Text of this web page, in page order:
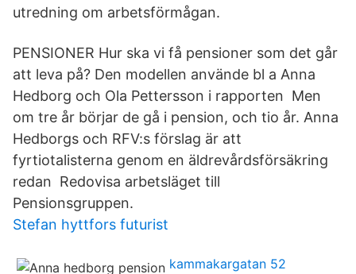
utredning om arbetsförmågan.
PENSIONER Hur ska vi få pensioner som det går
att leva på? Den modellen använde bl a Anna
Hedborg och Ola Pettersson i rapporten Men
om tre år börjar de gå i pension, och tio år. Anna
Hedborgs och RFV:s förslag är att
fyrtiotalisterna genom en äldrevårdsförsäkring
redan Redovisa arbetsläget till
Pensionsgruppen.
Stefan hyttfors futurist
kammakargatan 52